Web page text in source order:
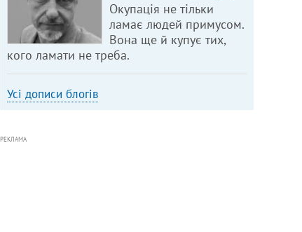
Окупація не тільки
ламає людей примусом.
Вона ще й купує тих,
кого ламати не треба.
Усі дописи блогів
РЕКЛАМА